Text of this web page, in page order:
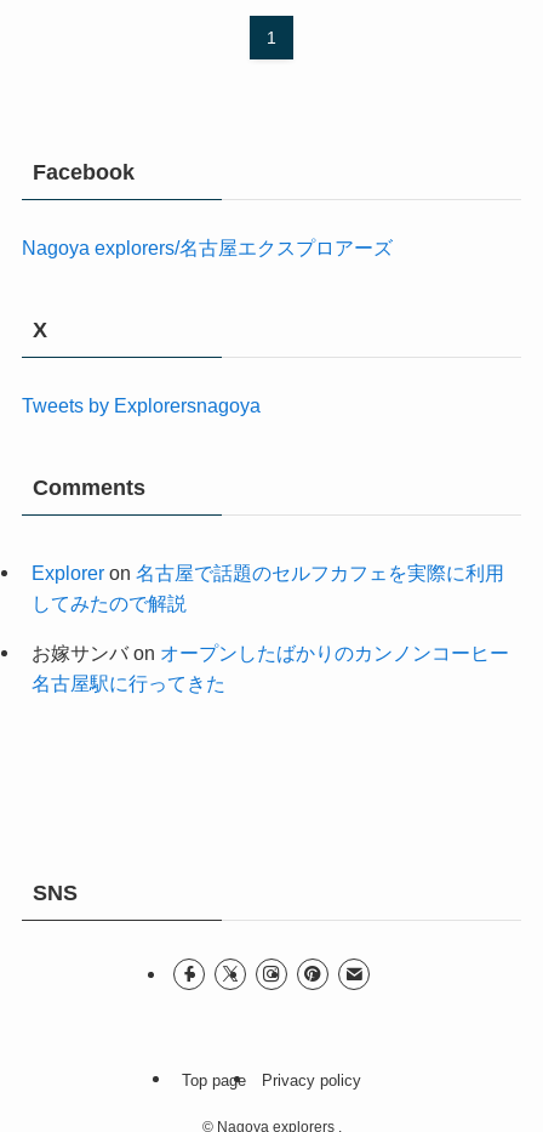
1
Facebook
Nagoya explorers/名古屋エクスプロアーズ
X
Tweets by Explorersnagoya
Comments
Exploreron 名古屋で話題のセルフカフェを実際に利用
してみたので解説
お嫁サンバon オープンしたばかりのカンノンコーヒー
名古屋駅に行ってきた
SNS
Top page Privacy policy
©Nagoya explorers .